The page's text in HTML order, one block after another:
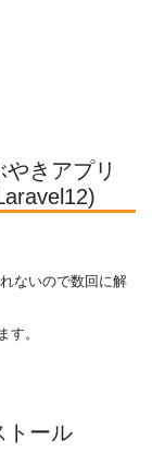
やきアプリ
ないので数回に解
す。
トール